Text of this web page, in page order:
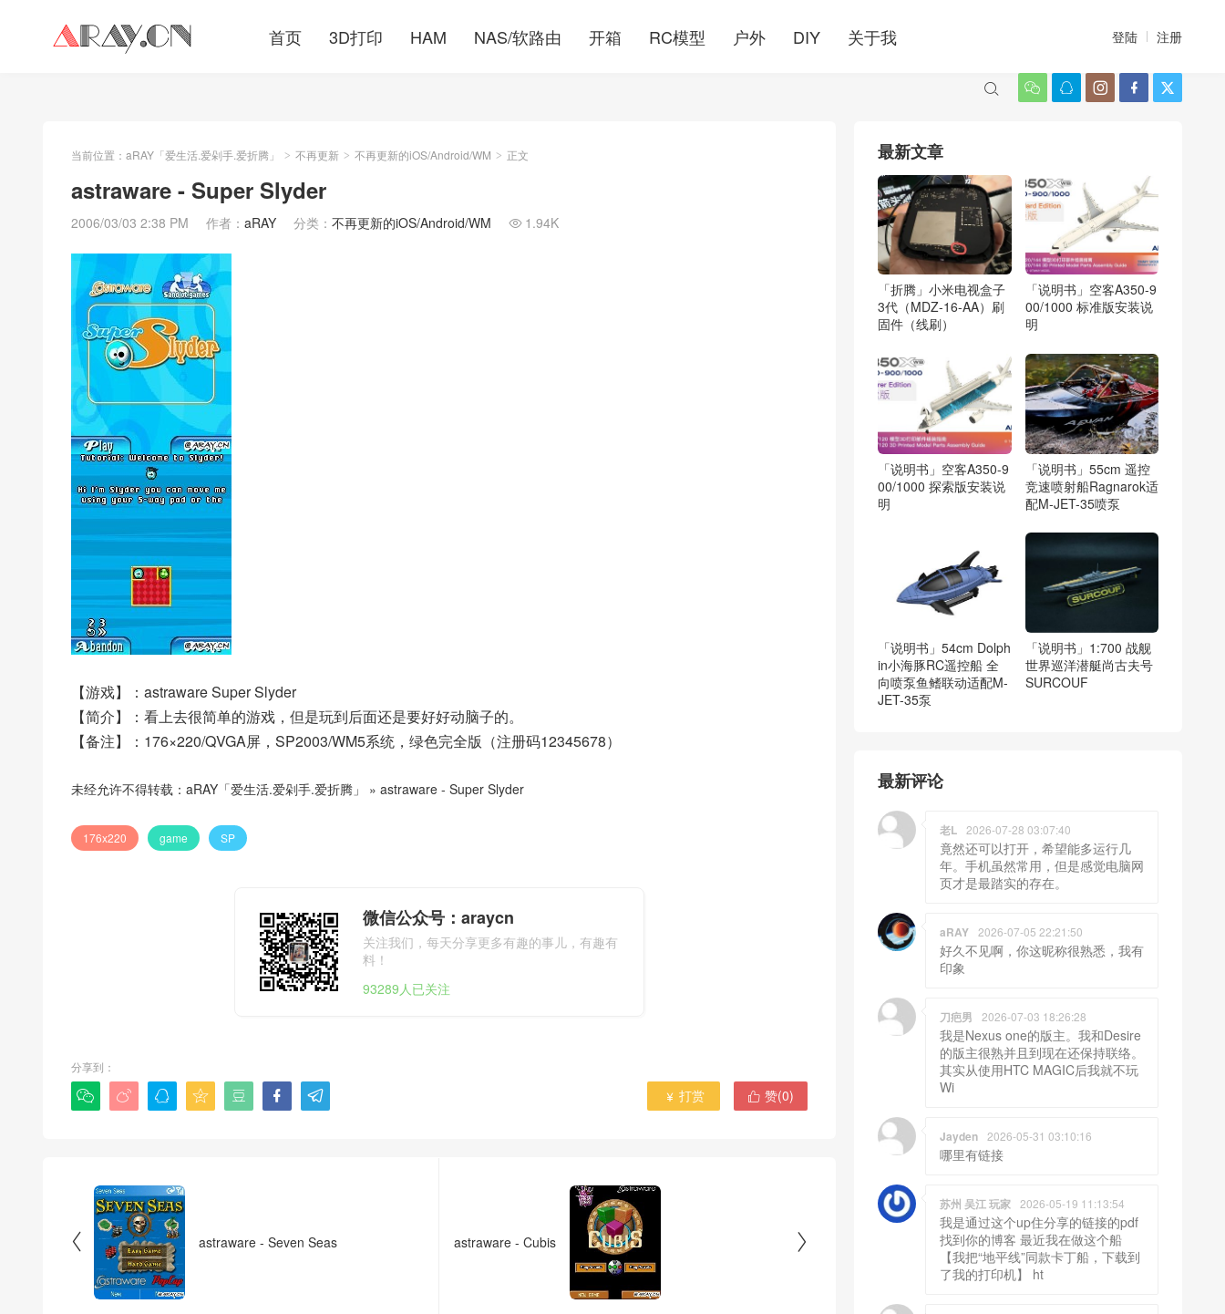
首页 3D打印 HAM NAS/软路由 开箱 RC模型 户外 DIY 关于我 登陆 注册
    

当前位置： aRAY「爱生活.爱剁手.爱折腾」 > 不再更新 > 不再更新的iOS/Android/WM > 正文
astraware - Super Slyder
2006/03/03 2:38 PM 作者： aRAY 分类： 不再更新的iOS/Android/WM  1.94K
【游戏】：astraware Super Slyder
【简介】：看上去很简单的游戏，但是玩到后面还是要好好动脑子的。
【备注】：176×220/QVGA屏，SP2003/WM5系统，绿色完全版（注册码12345678）
未经允许不得转载： aRAY「爱生活.爱剁手.爱折腾」 » astraware - Super Slyder
176x220 game SP
微信公众号：araycn
关注我们，每天分享更多有趣的事儿，有趣有
料！
93289人已关注
分享到：
        赞(0)
 打赏
 astraware - Seven Seas 
astraware - Cubis
最新文章
「折腾」小米电视盒子
3代（MDZ-16-AA）刷
固件（线刷）
「说明书」空客A350-9
00/1000 标准版安装说
明
「说明书」空客A350-9
00/1000 探索版安装说
明
「说明书」55cm 遥控
竞速喷射船Ragnarok适
配M-JET-35喷泵
「说明书」54cm Dolph
in小海豚RC遥控船 全
向喷泵鱼鳍联动适配M-
JET-35泵
「说明书」1:700 战舰
世界巡洋潜艇尚古夫号
SURCOUF
最新评论
老L 2026-07-28 03:07:40
竟然还可以打开，希望能多运行几
年。手机虽然常用，但是感觉电脑网
页才是最踏实的存在。
aRAY 2026-07-05 22:21:50
好久不见啊，你这昵称很熟悉，我有
印象
刀疤男 2026-07-03 18:26:28
我是Nexus one的版主。我和Desire
的版主很熟并且到现在还保持联络。
其实从使用HTC MAGIC后我就不玩
Wi
Jayden 2026-05-31 03:10:16
哪里有链接
苏州 吴江 玩家 2026-05-19 11:13:54
我是通过这个up住分享的链接的pdf
找到你的博客 最近我在做这个船
【我把“地平线”同款卡丁船，下载到
了我的打印机】 ht